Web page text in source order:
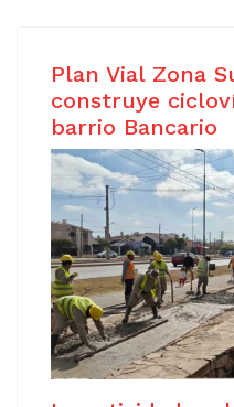
Plan Vial Zona
construye
barrio Bancario